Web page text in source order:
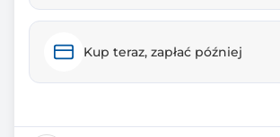
Kup teraz, zapłać później